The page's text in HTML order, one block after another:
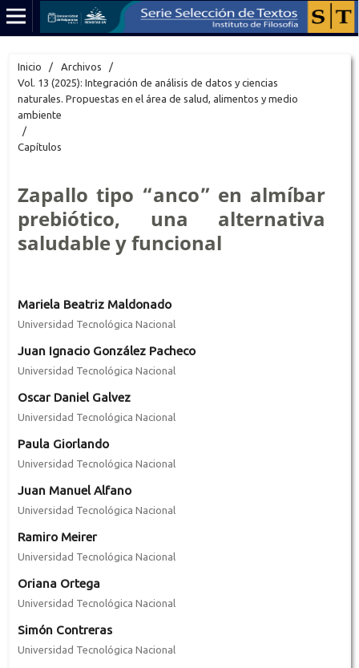
Inicio / Archivos
/
Vol. 13 (2025): Integración de análisis de datos y ciencias
naturales. Propuestas en el área de salud, alimentos y medio
ambiente
/
Capítulos
Zapallo tipo “anco” en almíbar
prebiótico, una alternativa
saludable y funcional
Mariela Beatriz Maldonado
Universidad Tecnológica Nacional
Juan Ignacio González Pacheco
Universidad Tecnológica Nacional
Oscar Daniel Galvez
Universidad Tecnológica Nacional
Paula Giorlando
Universidad Tecnológica Nacional
Juan Manuel Alfano
Universidad Tecnológica Nacional
Ramiro Meirer
Universidad Tecnológica Nacional
Oriana Ortega
Universidad Tecnológica Nacional
Simón Contreras
Universidad Tecnológica Nacional